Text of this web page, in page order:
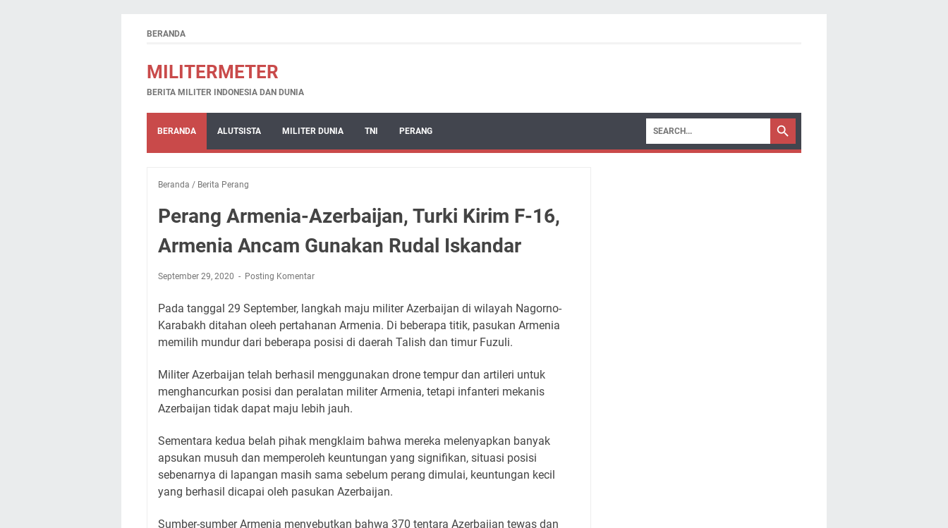
BERANDA
MILITERMETER
BERITA MILITER INDONESIA DAN DUNIA
BERANDA ALUTSISTA MILITER DUNIA TNI PERANG
Beranda / Berita Perang
Perang Armenia-Azerbaijan, Turki Kirim F-16,
Armenia Ancam Gunakan Rudal Iskandar
September 29, 2020 Posting Komentar
Pada tanggal 29 September, langkah maju militer Azerbaijan di wilayah Nagorno-
Karabakh ditahan oleeh pertahanan Armenia. Di beberapa titik, pasukan Armenia
memilih mundur dari beberapa posisi di daerah Talish dan timur Fuzuli.
Militer Azerbaijan telah berhasil menggunakan drone tempur dan artileri untuk
menghancurkan posisi dan peralatan militer Armenia, tetapi infanteri mekanis
Azerbaijan tidak dapat maju lebih jauh.
Sementara kedua belah pihak mengklaim bahwa mereka melenyapkan banyak
apsukan musuh dan memperoleh keuntungan yang signifikan, situasi posisi
sebenarnya di lapangan masih sama sebelum perang dimulai, keuntungan kecil
yang berhasil dicapai oleh pasukan Azerbaijan.
Sumber-sumber Armenia menyebutkan bahwa 370 tentara Azerbaijan tewas dan